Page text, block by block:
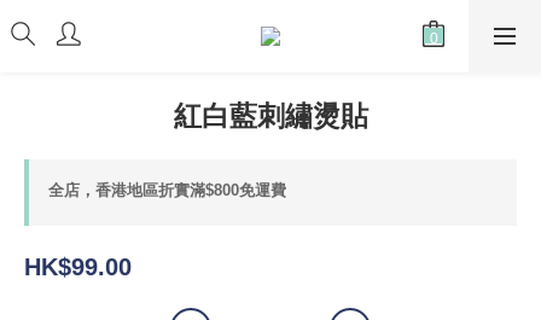
紅白藍刺繡燙貼
全店，香港地區折實滿$800免運費
HK$99.00